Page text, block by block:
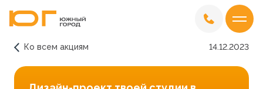
Ко всем акциям 14.12.2023